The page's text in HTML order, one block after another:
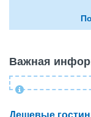
Важная
Дешевые